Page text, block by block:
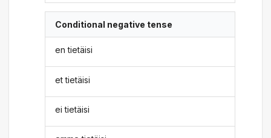
Conditional negative tense
en tietäisi
et tietäisi
ei tietäisi